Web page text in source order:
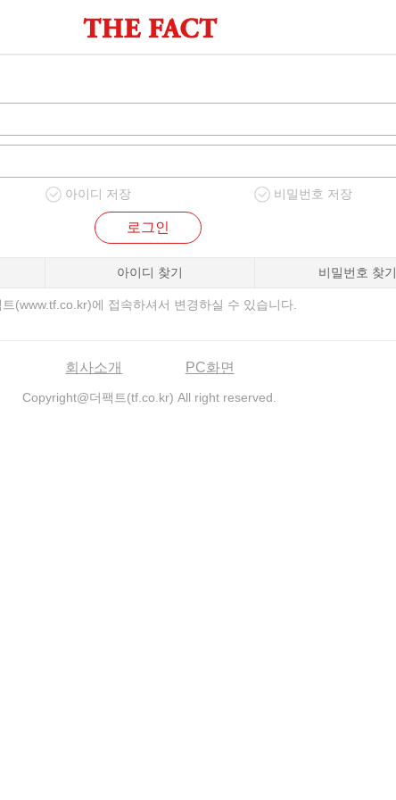
아이디 저장 비밀번호 저장
로그인
아이디 찾기 비밀번호 찾기
(www.tf.co.kr)에 접속하셔서 변경하실 수 있습니다.
회사소개 PC화면
Copyright@더팩트(tf.co.kr) All right reserved.